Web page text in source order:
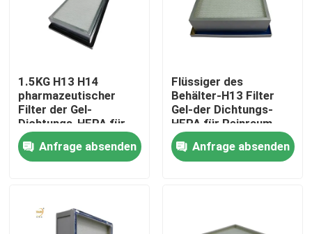
Haus
Produkte
1.5KG H13 H14
pharmazeutischer
Filter der Gel-
Dichtungs-HEPA für
laminare
Luftströmung
Anfrage absenden
Flüssiger des
Behälter-H13 Filter
Gel-der Dichtungs-
HEPA für Reinraum
HVAC-System
Anfrage absenden